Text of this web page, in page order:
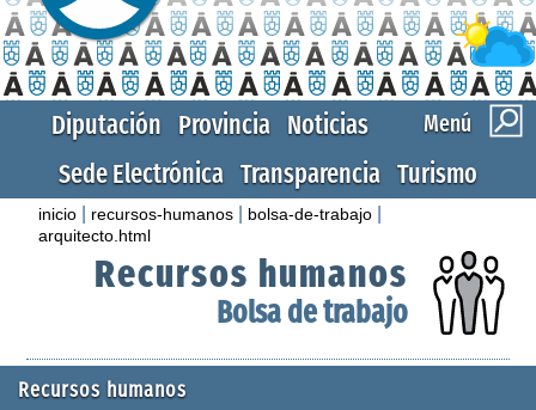
Menú
Diputación Provincia Noticias
Sede Electrónica Transparencia Turismo
inicio recursos-humanos bolsa-de-trabajo
arquitecto.html
Recursos humanos
Bolsa de trabajo
Recursos humanos